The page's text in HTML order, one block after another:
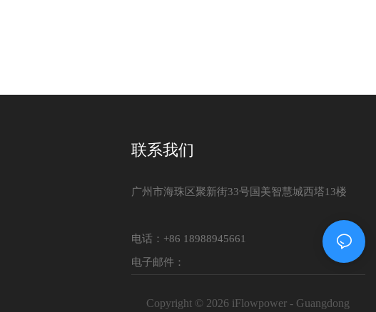
联系我们
广州市海珠区聚新街33号国美智慧城西塔13楼
电话：+86 18988945661
电子邮件：
Copyright © 2026 iFlowpower - Guangdong